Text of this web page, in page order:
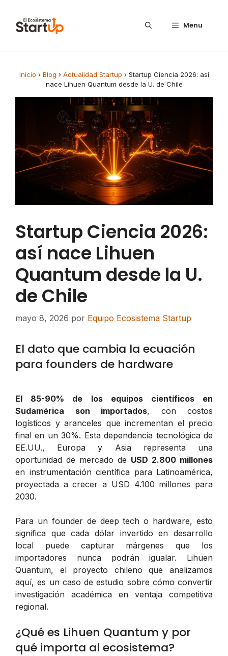
Menu
Inicio › Blog › Actualidad Startup › Startup Ciencia 2026: así
nace Lihuen Quantum desde la U. de Chile
Startup Ciencia 2026:
así nace Lihuen
Quantum desde la U.
de Chile
mayo 8, 2026 por Equipo Ecosistema Startup
El dato que cambia la ecuación
para founders de hardware
El 85-90% de los equipos científicos en
Sudamérica son importados, con costos
logísticos y aranceles que incrementan el precio
final en un 30%. Esta dependencia tecnológica de
EE.UU., Europa y Asia representa una
oportunidad de mercado de USD 2.800 millones
en instrumentación científica para Latinoamérica,
proyectada a crecer a USD 4.100 millones para
2030.
Para un founder de deep tech o hardware, esto
significa que cada dólar invertido en desarrollo
local puede capturar márgenes que los
importadores nunca podrán igualar. Lihuen
Quantum, el proyecto chileno que analizamos
aquí, es un caso de estudio sobre cómo convertir
investigación académica en ventaja competitiva
regional.
¿Qué es Lihuen Quantum y por
qué importa al ecosistema?